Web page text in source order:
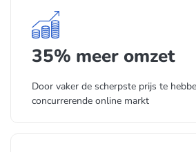
35% meer omzet
Door vaker de scherpste prijs te
concurrerende online markt